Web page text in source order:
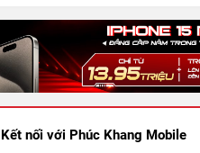
Kết nối với Phúc Khang Mobile